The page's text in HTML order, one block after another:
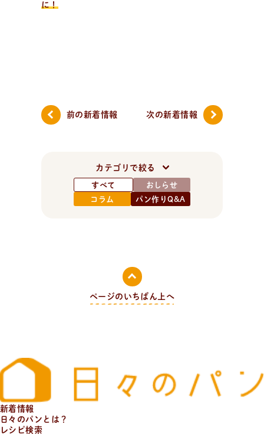
に！
前の新着情報 次の新着情報
カテゴリで絞る
すべて
おしらせ
コラム
パン作りQ&A
ページのいちばん上へ
新着情報
日々のパンとは？
レシピ検索